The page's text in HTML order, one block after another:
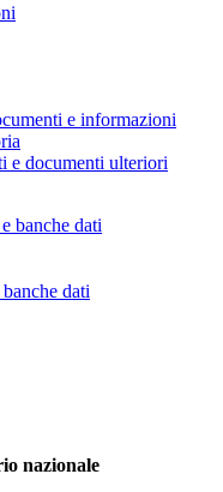
e informazioni
e documenti ulteriori
banche dati
dati
nazionale